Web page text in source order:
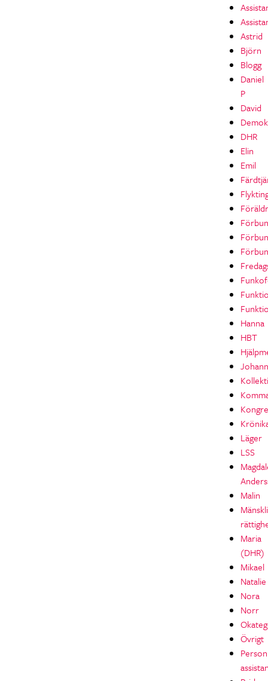
Astrid
Björn
Blogg
Daniel
P
David
DHR
Elin
Emil
Hanna
HBT
Läger
LSS
Malin
Maria
(DHR)
Mikael
Natalie
Nora
Norr
Övrigt